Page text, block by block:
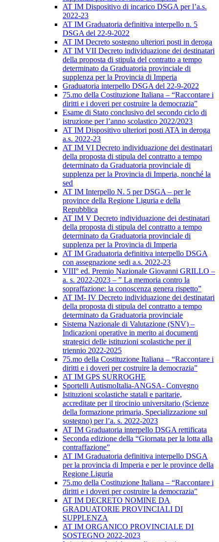
AT IM Dispositivo di incarico DSGA per l’a.s.
2022-23
AT IM Graduatoria definitiva interpello n. 5
DSGA del 22-9-2022
AT IM Decreto sostegno ulteriori posti in deroga
AT IM VII Decreto individuazione dei destinatari
della proposta di stipula del contratto a tempo
determinato da Graduatoria provinciale di
supplenza per la Provincia di Imperia
Graduatoria interpello DSGA del 22-9-2022
75.mo della Costituzione Italiana – “Raccontare i
diritti e i doveri per costruire la democrazia”
Esame di Stato conclusivo del secondo ciclo di
istruzione per l’anno scolastico 2022/2023
AT IM Dispositivo ulteriori posti ATA in deroga
a.s. 2022-23
AT IM VI Decreto individuazione dei destinatari
della proposta di stipula del contratto a tempo
determinato da Graduatoria provinciale di
supplenza per la Provincia di Imperia, nonché la
sed
AT IM Interpello N. 5 per DSGA – per le
province della Regione Liguria e della
Repubblica
AT IM V Decreto individuazione dei destinatari
della proposta di stipula del contratto a tempo
determinato da Graduatoria provinciale di
supplenza per la Provincia di Imperia
AT IM Graduatoria definitiva interpello DSGA
con assegnazione sedi a.s. 2022-23
VIII° ed. Premio Nazionale Giovanni GRILLO –
a. s. 2022-2023 – ” La memoria contro la
sopraffazione: la conoscenza genera rispetto”
AT IM- IV Decreto individuazione dei destinatari
della proposta di stipula del contratto a tempo
determinato da Graduatoria provinciale
Sistema Nazionale di Valutazione (SNV) –
Indicazioni operative in merito ai documenti
strategici delle istituzioni scolastiche per il
triennio 2022-2025
75.mo della Costituzione Italiana – “Raccontare i
diritti e i doveri per costruire la democrazia”
AT IM GPS SURROGHE
Sportelli AutismoItalia-ANGSA- Convegno
Istituzioni scolastiche statali e paritarie,
accreditate per il tirocinio universitario (Scienze
della formazione primaria, Specializzazione sul
sostegno) per l’a. s. 2022-2023
AT IM Graduatoria interpello DSGA rettificata
Seconda edizione della “Giornata per la lotta alla
contraffazione”
AT IM Graduatoria definitiva interpello DSGA
per la provincia di Imperia e per le province della
Regione Liguria
75.mo della Costituzione Italiana – “Raccontare i
diritti e i doveri per costruire la democrazia”
AT IM DECRETO NOMINE DA
GRADUATORIE PROVINCIALI DI
SUPPLENZA
AT IM ORGANICO PROVINCIALE DI
SOSTEGNO 2022-2023